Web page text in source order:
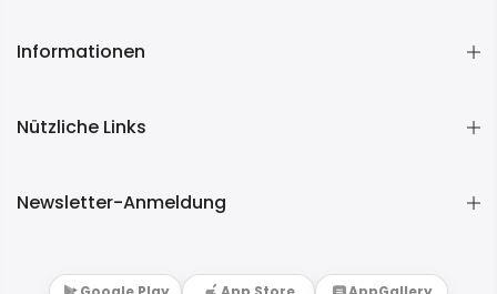
Informationen
Nützliche Links
Newsletter-Anmeldung